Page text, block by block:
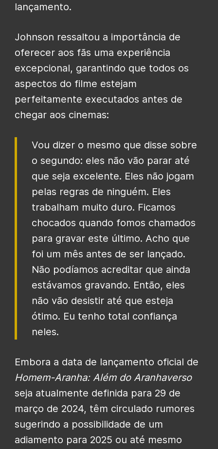
lançamento.
Johnson ressaltou a importância de
oferecer aos fãs uma experiência
excepcional, garantindo que todos os
aspectos do filme estejam
perfeitamente executados antes de
chegar aos cinemas:
Vou dizer o mesmo que disse sobre
o segundo: eles não vão parar até
que seja excelente. Eles não jogam
pelas regras de ninguém. Eles
trabalham muito duro. Ficamos
chocados quando fomos chamados
para gravar este último. Acho que
foi um mês antes de ser lançado.
Não podíamos acreditar que ainda
estávamos gravando. Então, eles
não vão desistir até que esteja
ótimo. Eu tenho total confiança
neles.
Embora a data de lançamento oficial de
Homem-Aranha: Além do Aranhaverso
seja atualmente definida para 29 de
março de 2024, têm circulado rumores
sugerindo a possibilidade de um
adiamento para 2025 ou até mesmo